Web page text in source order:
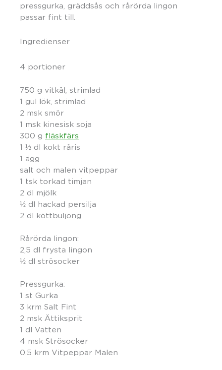
pressgurka, gräddsås och rårörda lingon
passar fint till.
Ingredienser
4 portioner
750 g vitkål, strimlad
1 gul lök, strimlad
2 msk smör
1 msk kinesisk soja
300 g fläskfärs
1 ½ dl kokt råris
1 ägg
salt och malen vitpeppar
1 tsk torkad timjan
2 dl mjölk
½ dl hackad persilja
2 dl köttbuljong
Rårörda lingon:
2,5 dl frysta lingon
½ dl strösocker
Pressgurka:
1 st Gurka
3 krm Salt Fint
2 msk Ättiksprit
1 dl Vatten
4 msk Strösocker
0.5 krm Vitpeppar Malen